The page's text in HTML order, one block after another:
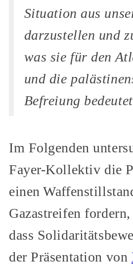
Situation aus
darzustellen und
was sie für den
und die
Befreiung bedeutet
Im Folgenden
Fayer-Kollektiv die
einen
Gazastreifen
dass
der Präsentation von